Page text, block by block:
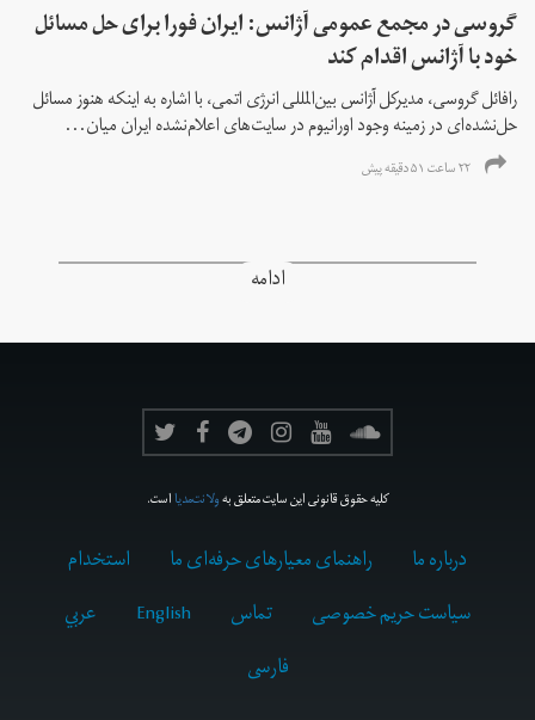
گروسی در مجمع عمومی آژانس: ایران فورا برای حل مسائل
خود با آژانس اقدام کند
رافائل گروسی، مدیرکل آژانس بین‌المللی انرژی اتمی، با اشاره به اینکه هنوز مسائل
حل‌نشده‌ای در زمینه وجود اورانیوم در سایت‌های اعلام‌نشده ایران میان...
۲۲ ساعت ۵۱ دقیقه پیش
ادامه
کلیه حقوق قانونی این سایت متعلق بهولانت‌مدیااست.
درباره ما راهنمای معیارهای حرفه‌ای ما
استخدام
سیاست حریم خصوصی
تماس English
عربي
فارسى